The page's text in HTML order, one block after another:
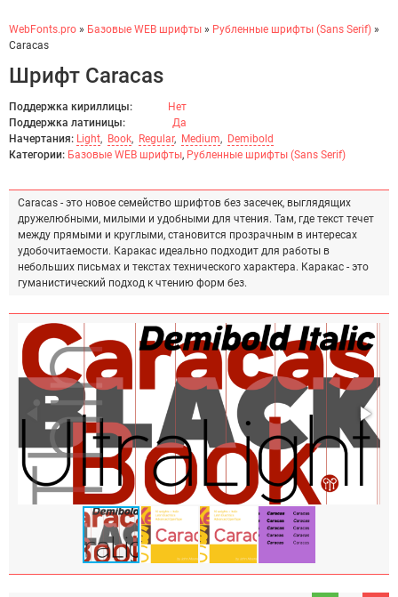
WebFonts.pro » Базовые WEB шрифты » Рубленные шрифты (Sans Serif) »
Caracas
Шрифт Caracas
Поддержка кириллицы:
Нет
Поддержка латиницы:
Да
Начертания: Light, Book, Regular, Medium, Demibold
Категории: Базовые WEB шрифты, Рубленные шрифты (Sans Serif)
Caracas - это новое семейство шрифтов без засечек, выглядящих
дружелюбными, милыми и удобными для чтения. Там, где текст течет
между прямыми и круглыми, становится прозрачным в интересах
удобочитаемости. Каракас идеально подходит для работы в
небольших письмах и текстах технического характера. Каракас - это
гуманистический подход к чтению форм без.